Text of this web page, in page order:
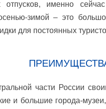
отпусков, именно
зимой – это
для постоянных
части России
и большие города-